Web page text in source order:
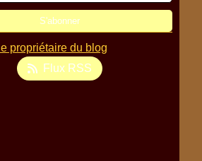
propriétaire du blog
Flux RSS